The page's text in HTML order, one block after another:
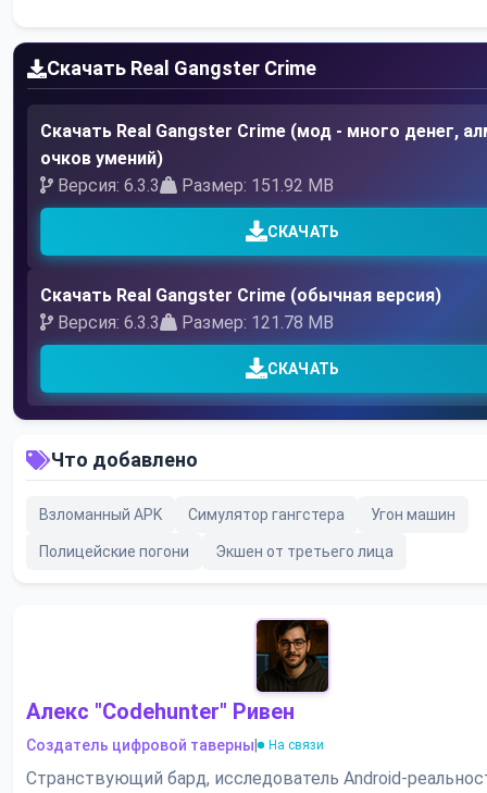
Скачать Real Gangster Crime
Скачать Real Gangster Crime (мод - много денег,
очков умений)
Версия: 6.3.3
Размер: 151.92 MB
СКАЧАТЬ
Скачать Real Gangster Crime (обычная версия)
Версия: 6.3.3
Размер: 121.78 MB
СКАЧАТЬ
Что добавлено
Взломанный APK Симулятор гангстера Угон машин
Полицейские погони Экшен от третьего лица
Алекс "Codehunter" Ривен
Создатель цифровой таверны На связи
Странствующий бард, исследователь Android-